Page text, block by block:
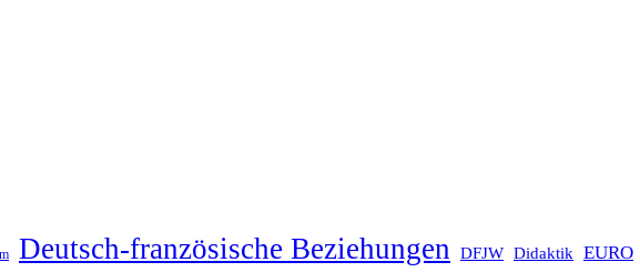
Deutsch-französische Beziehungen DFJW Didaktik EURO